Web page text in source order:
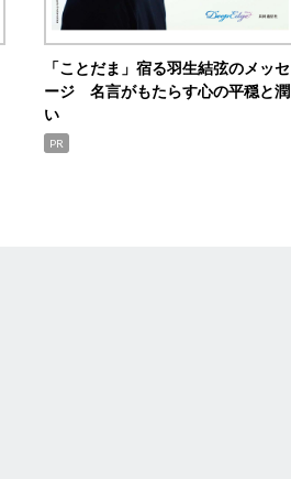
「ことだま」宿る羽生結弦のメッセ
ージ 名言がもたらす心の平穏と潤
い
PR